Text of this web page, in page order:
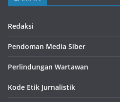
Redaksi
Pendoman Media Siber
Perlindungan Wartawan
Kode Etik Jurnalistik